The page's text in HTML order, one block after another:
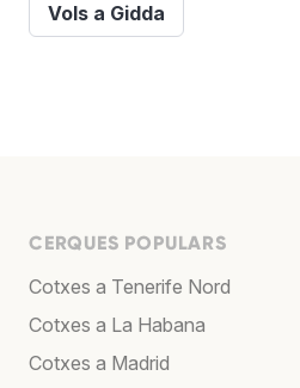
Vols a Gidda
CERQUES POPULARS
Cotxes a Tenerife Nord
Cotxes a La Habana
Cotxes a Madrid